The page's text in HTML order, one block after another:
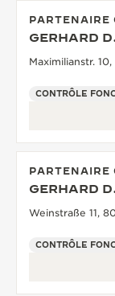
PARTENAIRE
GERHARD
Maximilianstr.
CONTRÔLE
PARTENAIRE
GERHARD
Weinstraße 11,